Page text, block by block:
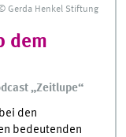
Gerda Henkel Stiftung
dem
„Zeitlupe“
den
bedeutenden